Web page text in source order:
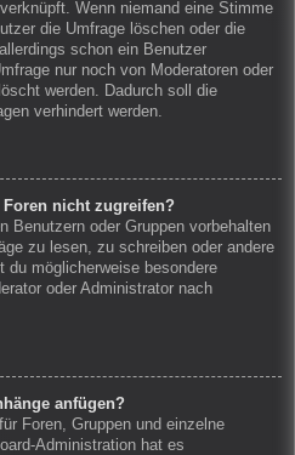
Wenn niemand eine Stimme
die Umfrage löschen oder die
schon ein Benutzer
nur noch von Moderatoren oder
werden. Dadurch soll die
verhindert werden.
nicht zugreifen?
Benutzern oder Gruppen vorbehalten
zu lesen, zu schreiben oder andere
du möglicherweise besondere
oder Administrator nach
anfügen?
Foren, Gruppen und einzelne
Administration hat es